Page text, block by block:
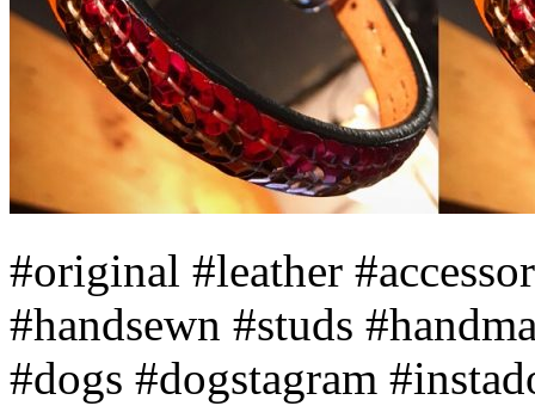
#original #leather
#handsewn #studs
#dogs #dogstagram